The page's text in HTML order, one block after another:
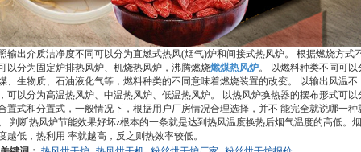
输出介质洁净度不同可以分为直燃式热风(烟气)炉和间接式热风炉。 根据燃烧方式
以分为固定炉排热风炉、机烧热风炉，沸腾燃烧燃煤热风炉。 以燃料种类不同可以
、生物质、石油液化气等，燃料种类的不同意味着燃烧装置的改变。 以输出风温不
可以分为高温热风炉、中温热风炉、低温热风炉。 以热风炉换热器的摆布形式可以
置式和分置式，一般情况下，根据用户厂房情况合理选择，并不 能完全就说哪一种
判断热风炉节能效果好坏z根本的一条就是达到热风温度换热后烟气温度的高低。
越低，热利用 率就越高，反之则热效率较低。